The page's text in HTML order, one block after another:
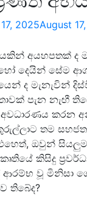
2025August
අයහපතක්
දෙයින් සේම
ද මැනැවින්
පැන නැඟී
අවධාරණය කරන
තම
ඔවුන්
කිසිදු
වූ මිනිසා
තිබේද?